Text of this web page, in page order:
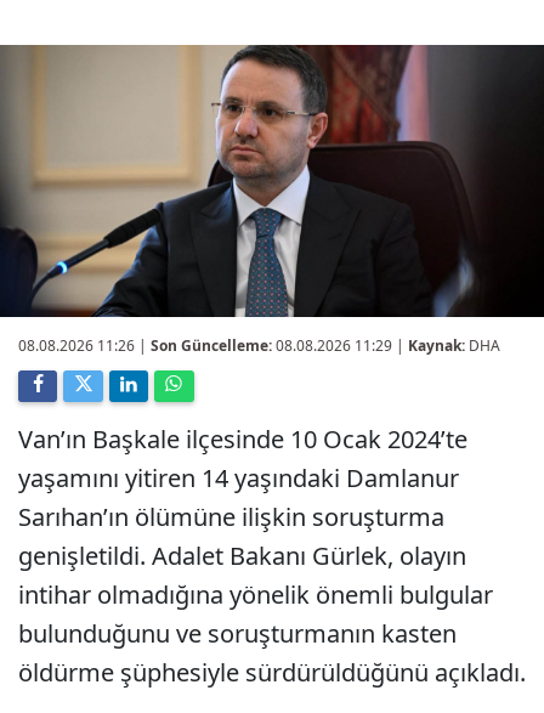
08.08.2026 11:26 | Son Güncelleme:08.08.2026 11:29 | Kaynak: DHA
Van’ın Başkale ilçesinde 10 Ocak 2024’te
yaşamını yitiren 14 yaşındaki Damlanur
Sarıhan’ın ölümüne ilişkin soruşturma
genişletildi. Adalet Bakanı Gürlek, olayın
intihar olmadığına yönelik önemli bulgular
bulunduğunu ve soruşturmanın kasten
öldürme şüphesiyle sürdürüldüğünü açıkladı.